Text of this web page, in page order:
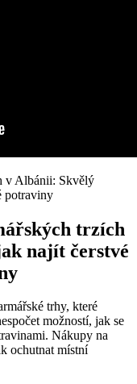
⁣trzích
najít ⁤čerstvé
trhy, které
možností, jak se
Nákupy na
ochutnat ⁣místní